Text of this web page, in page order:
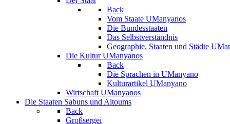
Back
Vom Staate UManyanos
Die Bundesstaaten
Das Selbstverständnis
Geographie, Staaten und Städte
Die Kultur UManyanos
Back
Die Sprachen in UManyano
Kulturartikel UManyano
Wirtschaft UManyanos
Die Staaten Sabuns und Altoums
Back
Großsergei